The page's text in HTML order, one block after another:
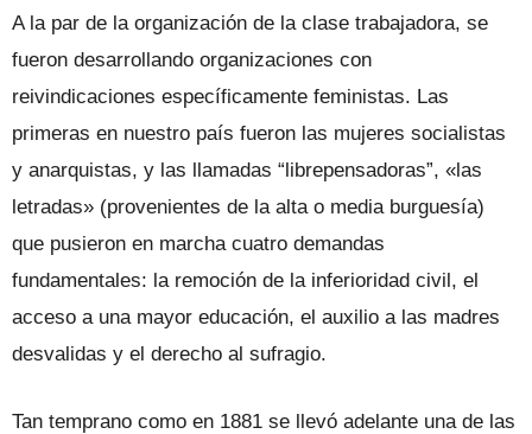
A la par de la organización de la clase trabajadora, se
fueron desarrollando organizaciones con
reivindicaciones específicamente feministas. Las
primeras en nuestro país fueron las mujeres socialistas
y anarquistas, y las llamadas “librepensadoras”, «las
letradas» (provenientes de la alta o media burguesía)
que pusieron en marcha cuatro demandas
fundamentales: la remoción de la inferioridad civil, el
acceso a una mayor educación, el auxilio a las madres
desvalidas y el derecho al sufragio.
Tan temprano como en 1881 se llevó adelante una de las